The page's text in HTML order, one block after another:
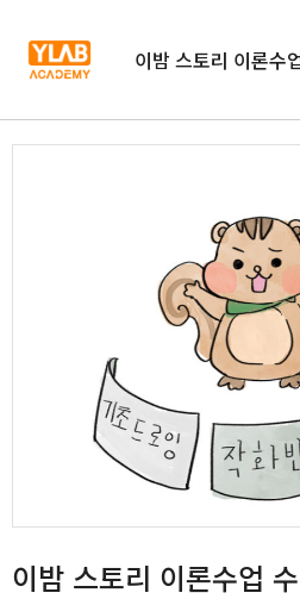
이밤 스토리 이론수
이밤 스토리 이론수업